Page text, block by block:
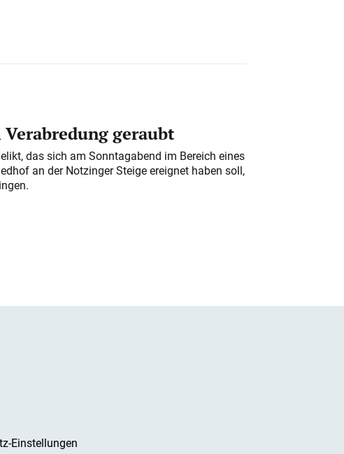
Verabredung geraubt
das sich am Sonntagabend im Bereich eines
an der Notzinger Steige ereignet haben soll,
Einstellungen